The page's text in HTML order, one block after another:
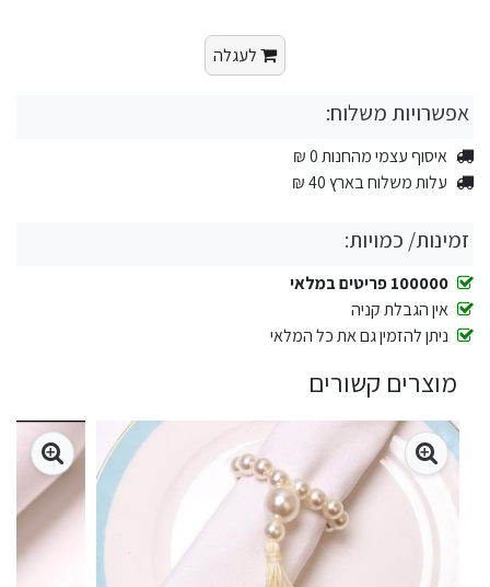
לעגלה
אפשרויות משלוח:
איסוף עצמי מהחנות 0 ₪
עלות משלוח בארץ 40 ₪
זמינות/ כמויות:
100000 פריטים במלאי
אין הגבלת קניה
ניתן להזמין גם את כל המלאי
מוצרים קשורים